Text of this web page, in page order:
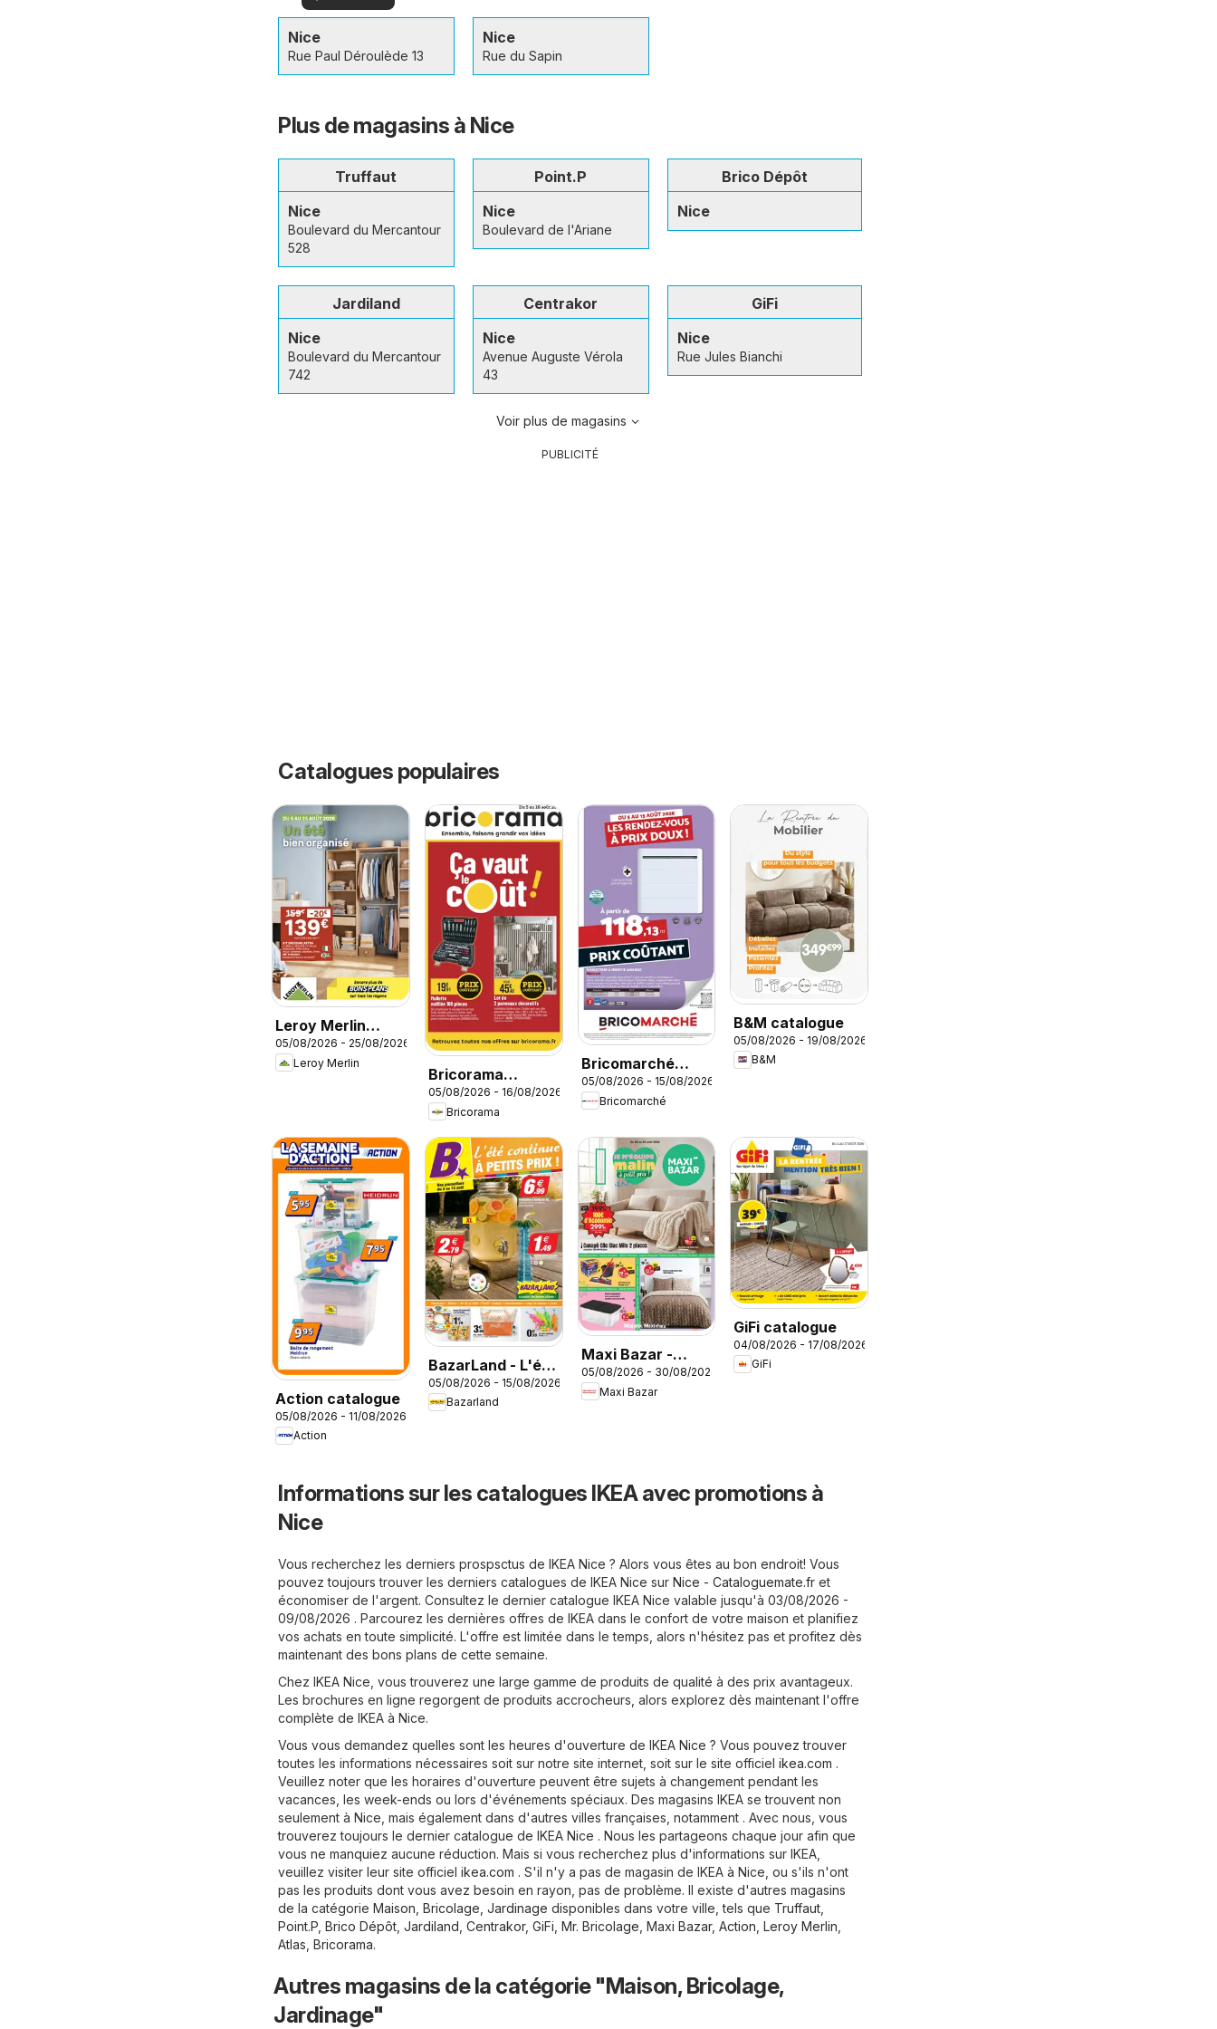
spéciales
offres
Nice
Rue Paul Déroulède 13
Nice
Rue du Sapin
Plus de magasins à Nice
Truffaut
Nice
Boulevard du Mercantour
528
Point.P
Nice
Boulevard de l'Ariane
Brico Dépôt
Nice
Jardiland
Nice
Boulevard du Mercantour
742
Centrakor
Nice
Avenue Auguste Vérola
43
GiFi
Nice
Rue Jules Bianchi
Voir plus de magasins
PUBLICITÉ
Catalogues populaires
Leroy Merlin
catalogue
05/08/2026 - 25/08/2026
Leroy Merlin
Bricorama
catalogue
05/08/2026 - 16/08/2026
Bricorama
Bricomarché
catalogue
05/08/2026 - 15/08/2026
Bricomarché
B&M catalogue
05/08/2026 - 19/08/2026
B&M
Action catalogue
05/08/2026 - 11/08/2026
Action
BazarLand - L'été
continue à petits
prix
05/08/2026 - 15/08/2026
Bazarland
Maxi Bazar -
Brochure
05/08/2026 - 30/08/2026
Maxi Bazar
GiFi catalogue
04/08/2026 - 17/08/2026
GiFi
Informations sur les catalogues IKEA avec promotions à
Nice
Vous recherchez les derniers prospsctus de IKEA Nice ? Alors vous êtes au bon endroit! Vous
pouvez toujours trouver les derniers catalogues de IKEA Nice sur Nice - Cataloguemate.fr et
économiser de l'argent. Consultez le dernier catalogue IKEA Nice valable jusqu'à 03/08/2026 -
09/08/2026 . Parcourez les dernières offres de IKEA dans le confort de votre maison et planifiez
vos achats en toute simplicité. L'offre est limitée dans le temps, alors n'hésitez pas et profitez dès
maintenant des bons plans de cette semaine.
Chez IKEA Nice, vous trouverez une large gamme de produits de qualité à des prix avantageux.
Les brochures en ligne regorgent de produits accrocheurs, alors explorez dès maintenant l'offre
complète de IKEA à Nice.
Vous vous demandez quelles sont les heures d'ouverture de IKEA Nice ? Vous pouvez trouver
toutes les informations nécessaires soit sur notre site internet, soit sur le site officiel ikea.com .
Veuillez noter que les horaires d'ouverture peuvent être sujets à changement pendant les
vacances, les week-ends ou lors d'événements spéciaux. Des magasins IKEA se trouvent non
seulement à Nice, mais également dans d'autres villes françaises, notamment . Avec nous, vous
trouverez toujours le dernier catalogue de IKEA Nice . Nous les partageons chaque jour afin que
vous ne manquiez aucune réduction. Mais si vous recherchez plus d'informations sur IKEA,
veuillez visiter leur site officiel ikea.com . S'il n'y a pas de magasin de IKEA à Nice, ou s'ils n'ont
pas les produits dont vous avez besoin en rayon, pas de problème. Il existe d'autres magasins
de la catégorie Maison, Bricolage, Jardinage disponibles dans votre ville, tels que Truffaut
Point.P Brico Dépôt Jardiland Centrakor, GiFi Mr. Bricolage Maxi Bazar, Action Leroy Merlin
Atlas Bricorama.
Autres magasins de la catégorie "Maison, Bricolage,
Jardinage"